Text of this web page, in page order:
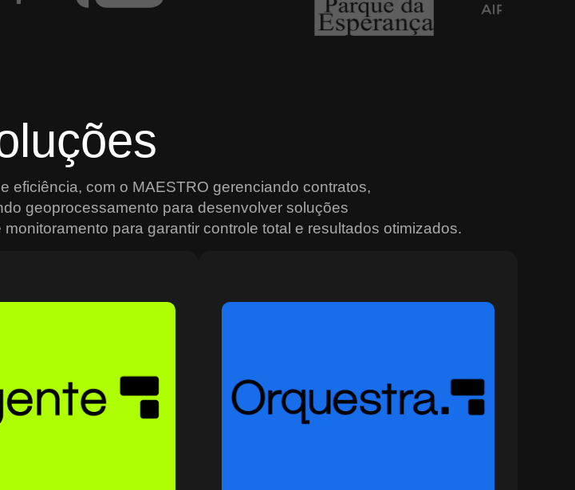
eficiência, com o MAESTRO gerenciando contratos,
geoprocessamento para desenvolver soluções
para garantir controle total e resultados otimizados.
e gestão de dados geoespaciais.
de alta precisão, ele permite
e planejar operações de forma
multiagência, ela conecta sistemas, sensores e equipes
em tempo real, promovendo decisões mais rápidas e
eficazes. Com recursos avançados de monitoramento,